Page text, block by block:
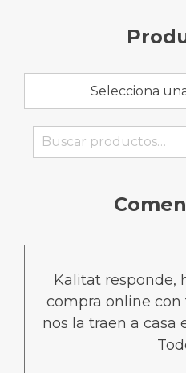
Selecciona
Buscar
Kalitat responde,
compra online
nos la traen a casa